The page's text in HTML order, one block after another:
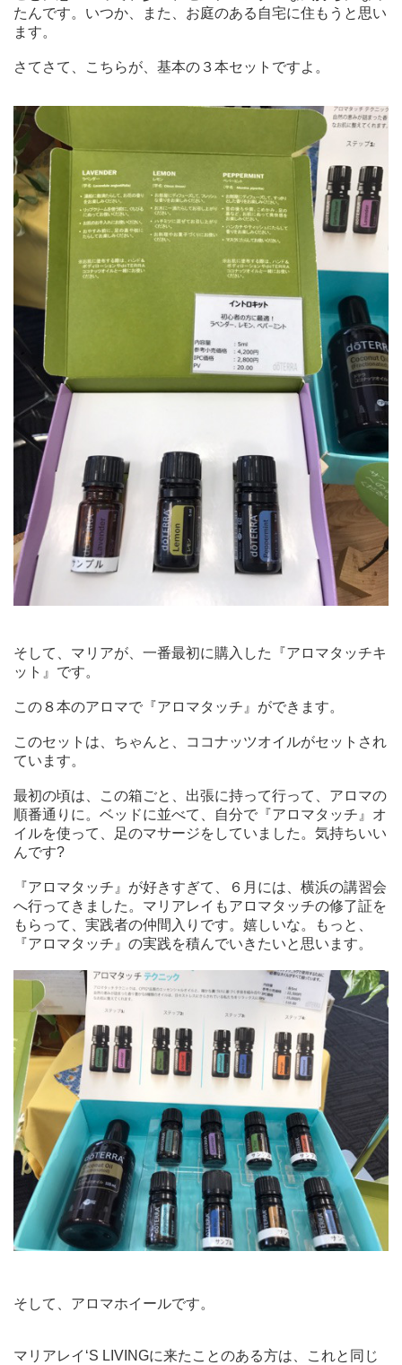
たんです。いつか、また、お庭のある自宅に住もうと思い
ます。
さてさて、こちらが、基本の３本セットですよ。
そして、マリアが、一番最初に購入した『アロマタッチキ
ット』です。
この８本のアロマで『アロマタッチ』ができます。
このセットは、ちゃんと、ココナッツオイルがセットされ
ています。
最初の頃は、この箱ごと、出張に持って行って、アロマの
順番通りに。ベッドに並べて、自分で『アロマタッチ』オ
イルを使って、足のマサージをしていました。気持ちいい
んです?
『アロマタッチ』が好きすぎて、６月には、横浜の講習会
へ行ってきました。マリアレイもアロマタッチの修了証を
もらって、実践者の仲間入りです。嬉しいな。もっと、
『アロマタッチ』の実践を積んでいきたいと思います。
そして、アロマホイールです。
マリアレイʻS LIVINGに来たことのある方は、これと同じ